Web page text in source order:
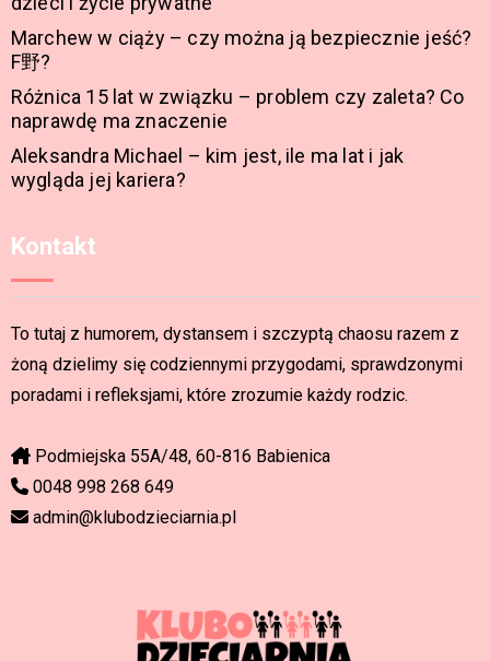
Marchew w ciąży – czy można ją bezpiecznie jeść?
F野?
Różnica 15 lat w związku – problem czy zaleta? Co
naprawdę ma znaczenie
Aleksandra Michael – kim jest, ile ma lat i jak
wygląda jej kariera?
Kontakt
To tutaj z humorem, dystansem i szczyptą chaosu razem z
żoną dzielimy się codziennymi przygodami, sprawdzonymi
poradami i refleksjami, które zrozumie każdy rodzic.
Podmiejska 55A/48, 60-816 Babienica
0048 998 268 649
admin@klubodzieciarnia.pl